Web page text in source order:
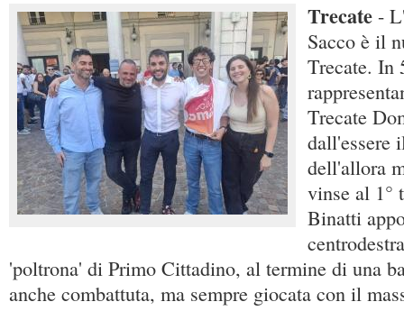
Trecate -
Sacco è il
Trecate. In
Trecate
dall'essere
dell'allora
vinse al 1°
Binatti
'poltrona' di Primo Cittadino, al termine di una
anche combattuta, ma sempre giocata con il